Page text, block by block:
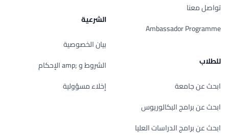
تواصل معنا
Ambassador Programme
للطلاب
ابحث عن جامعة
ابحث عن برامج البكالوريوس
ابحث عن برامج الدراسات العليا
الشرعية
بيان الخصوصية
الشروط و ;amp الإحكام
إخلاء مسؤولية